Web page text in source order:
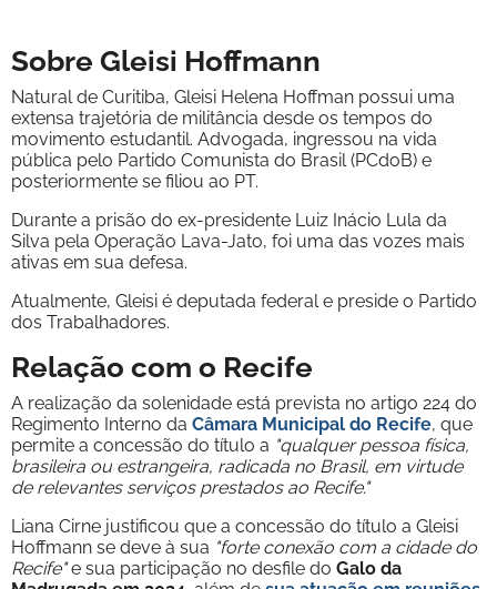
Sobre Gleisi Hoffmann
Natural de Curitiba, Gleisi Helena Hoffman possui uma
extensa trajetória de militância desde os tempos do
movimento estudantil. Advogada, ingressou na vida
pública pelo Partido Comunista do Brasil (PCdoB) e
posteriormente se filiou ao PT.
Durante a prisão do ex-presidente Luiz Inácio Lula da
Silva pela Operação Lava-Jato, foi uma das vozes mais
ativas em sua defesa.
Atualmente, Gleisi é deputada federal e preside o Partido
dos Trabalhadores.
Relação com o Recife
A realização da solenidade está prevista no artigo 224 do
Regimento Interno da Câmara Municipal do Recife, que
permite a concessão do título a "qualquer pessoa física,
brasileira ou estrangeira, radicada no Brasil, em virtude
de relevantes serviços prestados ao Recife."
Liana Cirne justificou que a concessão do título a Gleisi
Hoffmann se deve à sua "forte conexão com a cidade do
Recife"e sua participação no desfile do Galo da